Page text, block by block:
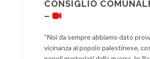
CONSIGLIO
–
“Noi da sempre abbiamo dato
vicinanza al popolo palestinese,